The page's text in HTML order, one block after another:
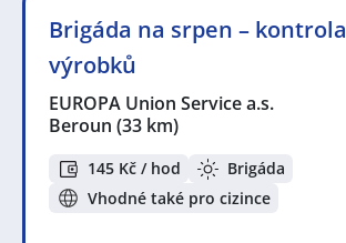
Brigáda na srpen – kontrola
výrobků
EUROPA Union Service a.s.
Beroun (33 km)
145 Kč / hod
Brigáda
Vhodné také pro cizince